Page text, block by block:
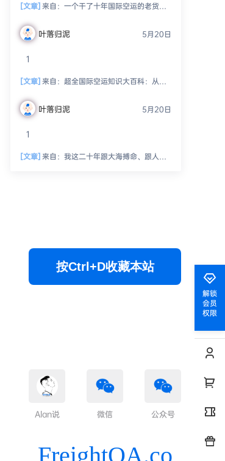
[文章]来自： 一个干了十年国际空运的老货代，跟你絮叨絮叨这一路的坑坑洼洼、人情冷暖、半夜惊醒的冷汗和偶尔尝到的那点甜头
叶落归泥 5月20日
1
[文章]来自： 超全国际空运知识大百科：从入门到精通，玩转空中物流！
叶落归泥 5月20日
1
[文章]来自： 我这二十年跟大海搏命、跟人精斗法、跟老天爷抢饭吃的海运生涯
解锁
会员
权限
按Ctrl+D收藏本站
Alan说 微信 公众号
FreightQA.co